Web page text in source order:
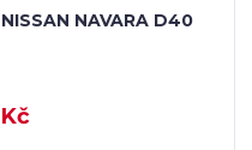
NAVARA D40